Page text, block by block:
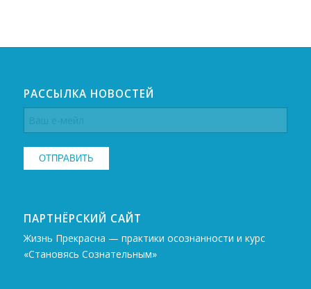
РАССЫЛКА НОВОСТЕЙ
ПАРТНЁРСКИЙ САЙТ
Жизнь Прекрасна — практики осознанности и курс
«Становясь Сознательным»